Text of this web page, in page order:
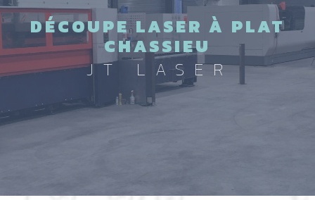
DÉCOUPE LASER À PLAT
CHASSIEU
JT LASER